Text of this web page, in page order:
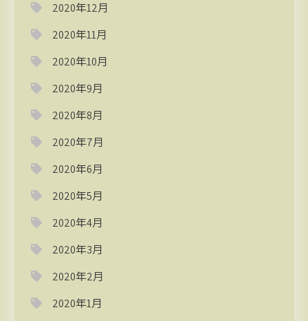
2020年12月
2020年11月
2020年10月
2020年9月
2020年8月
2020年7月
2020年6月
2020年5月
2020年4月
2020年3月
2020年2月
2020年1月